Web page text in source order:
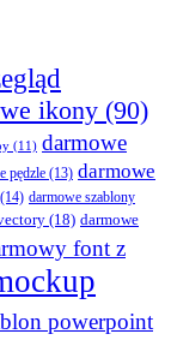
ikony (90)
(11) darmowe
pędzle (13) darmowe
(14) darmowe szablony
(18) darmowe
font z
powerpoint